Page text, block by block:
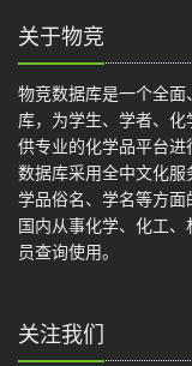
关于物竞
物竞数据库是一个全面
库，为学生、学者、
供专业的化学品平台进
数据库采用全中文化
学品俗名、学名等方
国内从事化学、化工
员查询使用。
关注我们